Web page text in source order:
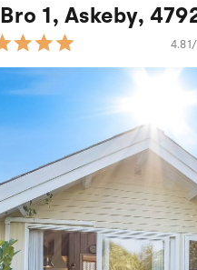
1, Askeby,